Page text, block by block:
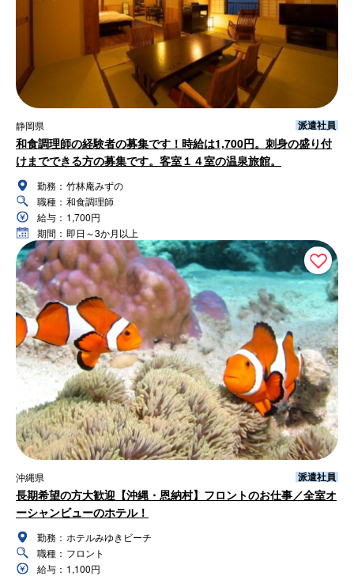
静岡県 派遣社員
和食調理師の経験者の募集です！時給は1,700円。刺身の盛り付
けまでできる方の募集です。客室１４室の温泉旅館。
勤務： 竹林庵みずの
職種： 和食調理師
給与： 1,700円
期間： 即日～3か月以上
沖縄県 派遣社員
長期希望の方大歓迎【沖縄・恩納村】フロントのお仕事／全室オ
ーシャンビューのホテル！
勤務： ホテルみゆきビーチ
職種： フロント
給与： 1,100円